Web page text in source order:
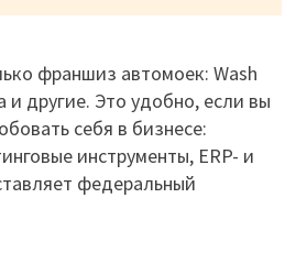
франшиз автомоек: Wash
другие. Это удобно, если вы
себя в бизнесе:
инструменты, ERP- и
федеральный